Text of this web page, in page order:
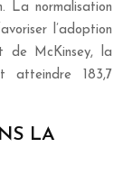
La normalisation
l’adoption
de McKinsey, la
atteindre 183,7
LA